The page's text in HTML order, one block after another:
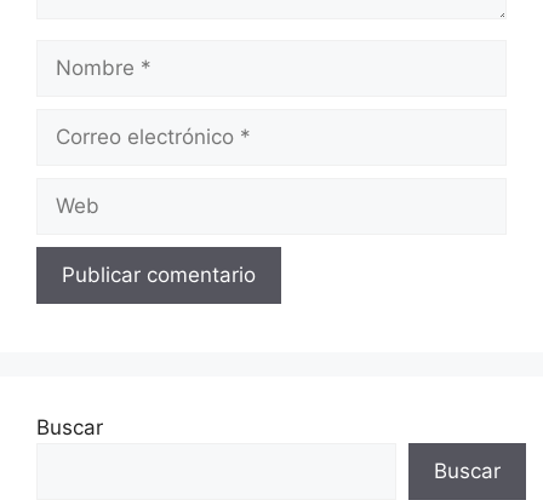
Nombre
Correo
Web
Buscar
Buscar